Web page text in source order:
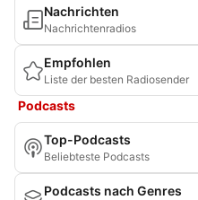
Nachrichten
Nachrichtenradios
Empfohlen
Liste der besten Radiosender
Podcasts
Top-Podcasts
Beliebteste Podcasts
Podcasts nach Genres